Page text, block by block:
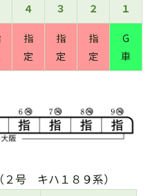
４ ３ ２ １
指
定
指
定
指
定
G
車
号 キハ１８９系）